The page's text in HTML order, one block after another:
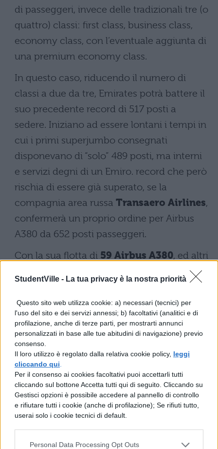
StudentVille - La tua privacy è la nostra priorità
Questo sito web utilizza cookie: a) necessari (tecnici) per
l'uso del sito e dei servizi annessi; b) facoltativi (analitici e di
profilazione, anche di terze parti, per mostrarti annunci
personalizzati in base alle tue abitudini di navigazione) previo
consenso.
Il loro utilizzo è regolato dalla relativa cookie policy, leggi
cliccando qui
Per il consenso ai cookies facoltativi puoi accettarli tutti
cliccando sul bottone Accetta tutti qui di seguito. Cliccando su
Gestisci opzioni è possibile accedere al pannello di controllo
e rifiutare tutti i cookie (anche di profilazione); Se rifiuti tutto,
userai solo i cookie tecnici di default.
Personal Data Processing Opt Outs
di passeggeri, invece delle tradizionali tre (o
quattro) classi: first class, business class,
economy class, con l’eventuale aggiunta di
una premium economy class.
In questo caso, riducendo il numero di
classi a due da tre, Emirates potrà battere il
suo precedente record di 517 posti a
sedere. Iniziano ad essere lontani i tempi in
cui i primi superjumbo consegnati
disponevano di “solo” 489 posti, ma interni
e servizi degni di un Emiro. record che però
rischia di essere già superato, se la
compagnia area russa Transaero Airlines,
confermerà un proprio ordine per Airbus
A380 da 652 posti passeggeri.
Con la sua flotta di 59 Airbus A380, ed altri
l’Emirates vince per “no-contest” la gara
con tutte le altre compagnie aeree del
mondo, per super jumbo posseduti nella
flotta (anche per questo l’compagnia aera
più sicura del mondo, con 12 e l’Air France e
Korean Air con 10.
FotoDura Ace.